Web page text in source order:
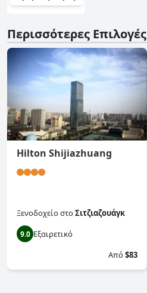
Περισσότερες Επιλογές
Hilton Shijiazhuang
ΞενοδοχείοστοΣιτζιαζουάγκ
9.0 Εξαιρετικό
Από$83